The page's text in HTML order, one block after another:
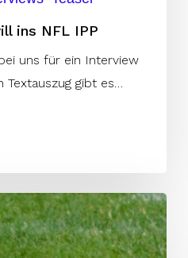
ins NFL IPP
uns für ein Interview
Textauszug gibt es…